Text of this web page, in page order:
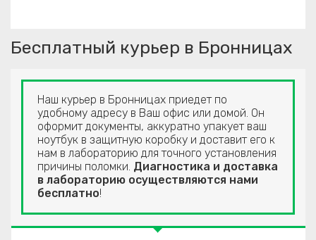
Бесплатный курьер в Бронницах
Наш курьер в Бронницах приедет по
удобному адресу в Ваш офис или домой. Он
оформит документы, аккуратно упакует ваш
ноутбук в защитную коробку и доставит его к
нам в лабораторию для точного установления
причины поломки. Диагностика и доставка
в лабораторию осуществляются нами
бесплатно!